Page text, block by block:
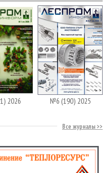
2026 №6 (190) 2025
Все журналы